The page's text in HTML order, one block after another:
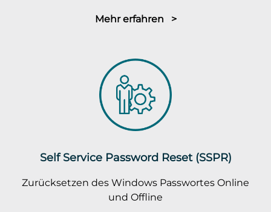
Mehr erfahren >
Self Service Password Reset (SSPR)
Zurücksetzen des Windows Passwortes Online
und Offline